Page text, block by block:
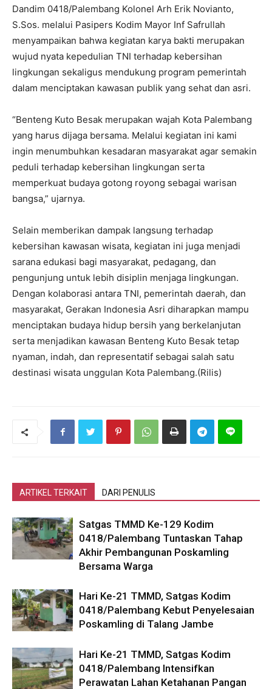
Dandim 0418/Palembang Kolonel Arh Erik Novianto,
S.Sos. melalui Pasipers Kodim Mayor Inf Safrullah
menyampaikan bahwa kegiatan karya bakti merupakan
wujud nyata kepedulian TNI terhadap kebersihan
lingkungan sekaligus mendukung program pemerintah
dalam menciptakan kawasan publik yang sehat dan asri.
“Benteng Kuto Besak merupakan wajah Kota Palembang
yang harus dijaga bersama. Melalui kegiatan ini kami
ingin menumbuhkan kesadaran masyarakat agar semakin
peduli terhadap kebersihan lingkungan serta
memperkuat budaya gotong royong sebagai warisan
bangsa,” ujarnya.
Selain memberikan dampak langsung terhadap
kebersihan kawasan wisata, kegiatan ini juga menjadi
sarana edukasi bagi masyarakat, pedagang, dan
pengunjung untuk lebih disiplin menjaga lingkungan.
Dengan kolaborasi antara TNI, pemerintah daerah, dan
masyarakat, Gerakan Indonesia Asri diharapkan mampu
menciptakan budaya hidup bersih yang berkelanjutan
serta menjadikan kawasan Benteng Kuto Besak tetap
nyaman, indah, dan representatif sebagai salah satu
destinasi wisata unggulan Kota Palembang.(Rilis)
ARTIKEL TERKAIT DARI PENULIS
Satgas TMMD Ke-129 Kodim
0418/Palembang Tuntaskan Tahap
Akhir Pembangunan Poskamling
Bersama Warga
Hari Ke-21 TMMD, Satgas Kodim
0418/Palembang Kebut Penyelesaian
Poskamling di Talang Jambe
Hari Ke-21 TMMD, Satgas Kodim
0418/Palembang Intensifkan
Perawatan Lahan Ketahanan Pangan